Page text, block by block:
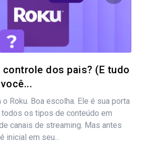
controle dos pais? (E tudo
o Roku. Boa escolha. Ele é sua porta
todos os tipos de conteúdo em
canais de streaming. Mas antes
inicial em seu...